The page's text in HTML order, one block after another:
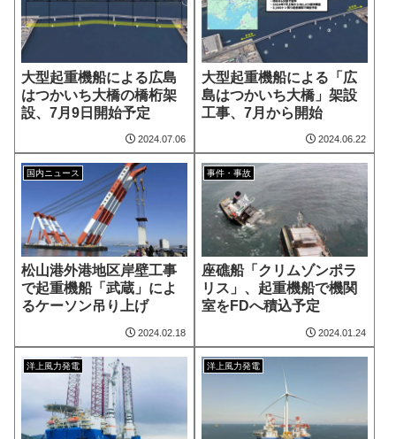
大型起重機船による広島
はつかいち大橋の橋桁架
設、7月9日開始予定
2024.07.06
大型起重機船による「広
島はつかいち大橋」架設
工事、7月から開始
2024.06.22
国内ニュース
松山港外港地区岸壁工事
で起重機船「武蔵」によ
るケーソン吊り上げ
2024.02.18
事件・事故
座礁船「クリムゾンポラ
リス」、起重機船で機関
室をFDへ積込予定
2024.01.24
洋上風力発電 洋上風力発電